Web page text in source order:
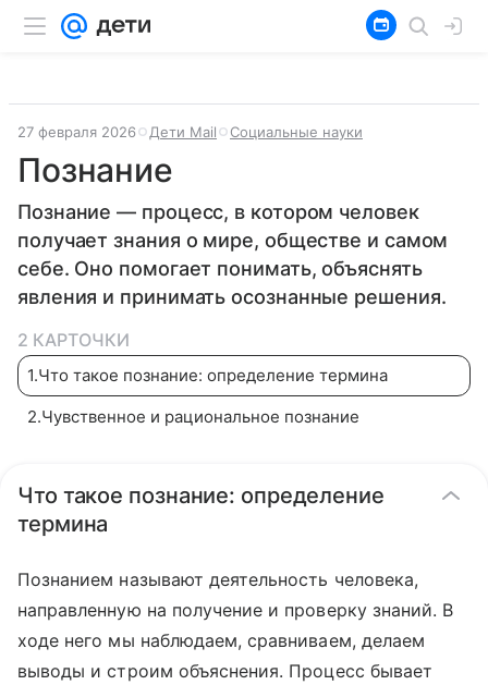
27 февраля 2026 Дети Mail Социальные науки
Познание
Познание — процесс, в котором человек
получает знания о мире, обществе и самом
себе. Оно помогает понимать, объяснять
явления и принимать осознанные решения.
2 КАРТОЧКИ
1.Что такое познание: определение термина
2.Чувственное и рациональное познание
Что такое познание: определение
термина
Познанием называют деятельность человека,
направленную на получение и проверку знаний. В
ходе него мы наблюдаем, сравниваем, делаем
выводы и строим объяснения. Процесс бывает